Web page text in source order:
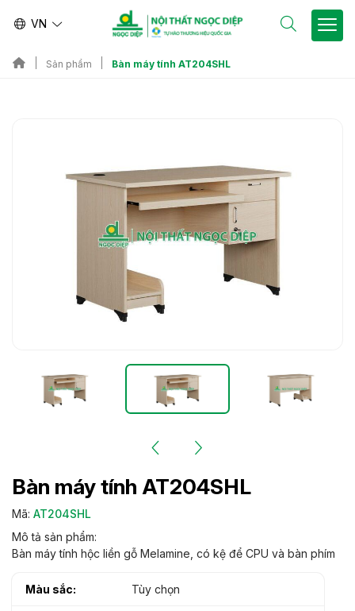
VN
Sản phẩm Bàn máy tính AT204SHL
Bàn máy tính AT204SHL
Mã: AT204SHL
Mô tả sản phẩm:
Bàn máy tính hộc liền gỗ Melamine, có kệ để CPU và bàn phím
Màu sắc: Tùy chọn